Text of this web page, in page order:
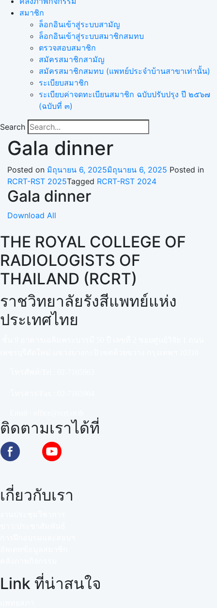
สมาชิก
ล็อกอินเข้าสู่ระบบสามัญ
ล็อกอินเข้าสู่ระบบสมาชิกสมทบ
ตรวจสอบสมาชิก
สมัครสมาชิกสามัญ
สมัครสมาชิกสมทบ (แพทย์ประจำบ้านสาขาเท่านั้น)
ระเบียบสมาชิก
ระเบียบค่าจดทะเบียนสมาชิก ฉบับปรับปรุง ปี ๒๕๖๗
(ฉบับที่ ๓)
Search
Gala dinner
Posted on มิถุนายน 6, 2025มิถุนายน 6, 2025 Posted in
RCRT-RST 2025Tagged RCRT-RST 2024
Gala dinner
Download All
THE ROYAL COLLEGE OF
RADIOLOGISTS OF
THAILAND (RCRT)
ราชวิทยาลัยรังสีแพทย์แห่ง
ประเทศไทย
ติดตามเราได้ที่
เกี่ยวกับเรา
Link ที่น่าสนใจ